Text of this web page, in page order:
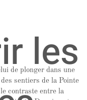
de plonger dans une
sentiers de la Pointe
contraste entre la
les